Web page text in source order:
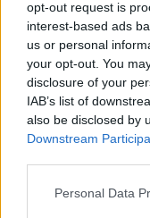
opt-out request is
interest-based ads
us or personal
your opt-out. You
disclosure of your
IAB’s list of
also be disclosed by
Downstream
Please note that this
Personal Data
Η Chery επενδύει 75
Το FIAT 500 Hybrid
από 18.990 ευρώ